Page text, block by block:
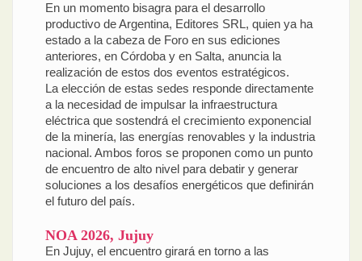
En un momento bisagra para el desarrollo
productivo de Argentina, Editores SRL, quien ya ha
estado a la cabeza de Foro en sus ediciones
anteriores, en Córdoba y en Salta, anuncia la
realización de estos dos eventos estratégicos.
La elección de estas sedes responde directamente
a la necesidad de impulsar la infraestructura
eléctrica que sostendrá el crecimiento exponencial
de la minería, las energías renovables y la industria
nacional. Ambos foros se proponen como un punto
de encuentro de alto nivel para debatir y generar
soluciones a los desafíos energéticos que definirán
el futuro del país.
NOA 2026, Jujuy
En Jujuy, el encuentro girará en torno a las